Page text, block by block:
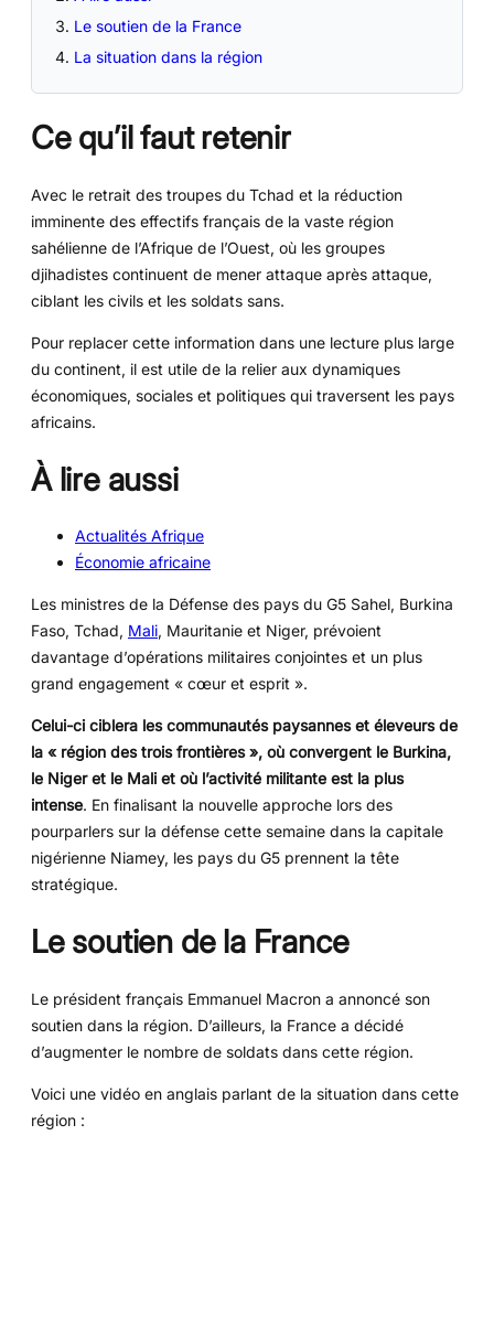
Le soutien de la France
La situation dans la région
Ce qu’il faut retenir
Avec le retrait des troupes du Tchad et la réduction
imminente des effectifs français de la vaste région
sahélienne de l’Afrique de l’Ouest, où les groupes
djihadistes continuent de mener attaque après attaque,
ciblant les civils et les soldats sans.
Pour replacer cette information dans une lecture plus large
du continent, il est utile de la relier aux dynamiques
économiques, sociales et politiques qui traversent les pays
africains.
À lire aussi
Actualités Afrique
Économie africaine
Les ministres de la Défense des pays du G5 Sahel, Burkina
Faso, Tchad, Mali, Mauritanie et Niger, prévoient
davantage d’opérations militaires conjointes et un plus
grand engagement « cœur et esprit ».
Celui-ci ciblera les communautés paysannes et éleveurs de
la « région des trois frontières », où convergent le Burkina,
le Niger et le Mali et où l’activité militante est la plus
intense. En finalisant la nouvelle approche lors des
pourparlers sur la défense cette semaine dans la capitale
nigérienne Niamey, les pays du G5 prennent la tête
stratégique.
Le soutien de la France
Le président français Emmanuel Macron a annoncé son
soutien dans la région. D’ailleurs, la France a décidé
d’augmenter le nombre de soldats dans cette région.
Voici une vidéo en anglais parlant de la situation dans cette
région :